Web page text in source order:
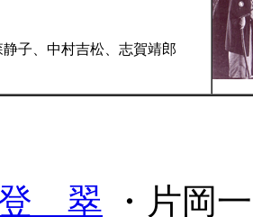
子、中村吉松、志賀靖郎
翠 ・片岡